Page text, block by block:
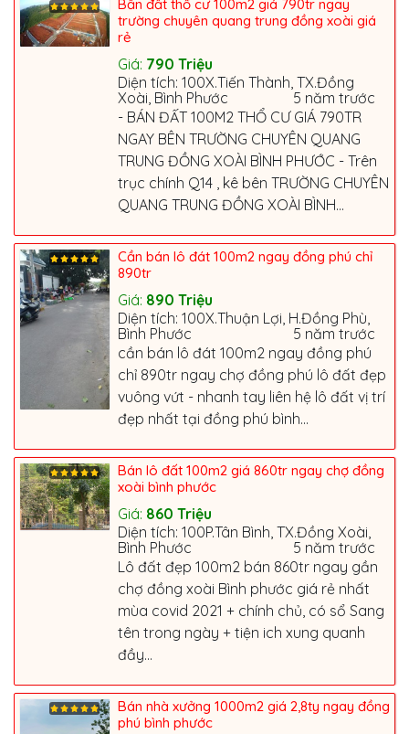
Bấn đất thổ cư 100m2 giá 790tr ngay
trường chuyên quang trung đồng xoài giá
rẻ
Giá: 790 Triệu
Diện tích: 100X.Tiến Thành, TX.Đồng
Xoài, Bình Phước
5 năm trước
- BÁN ĐẤT 100M2 THỔ CƯ GIÁ 790TR
NGAY BÊN TRƯỜNG CHUYÊN QUANG
TRUNG ĐỒNG XOÀI BÌNH PHƯỚC - Trên
trục chính Q14 , kê bên TRƯỜNG CHUYÊN
QUANG TRUNG ĐỒNG XOÀI BÌNH...
Cần bán lô đát 100m2 ngay đồng phú chỉ
890tr
Giá: 890 Triệu
Diện tích: 100X.Thuận Lợi, H.Đồng Phù,
Bình Phước
5 năm trước
cần bán lô đát 100m2 ngay đồng phú
chỉ 890tr ngay chợ đồng phú lô đất đẹp
vuông vứt - nhanh tay liên hệ lô đất vị trí
đẹp nhất tại đồng phú bình...
Bán lô đất 100m2 giá 860tr ngay chợ đồng
xoài bình phước
Giá: 860 Triệu
Diện tích: 100P.Tân Bình, TX.Đồng Xoài,
Bình Phước
5 năm trước
Lô đất đẹp 100m2 bán 860tr ngay gần
chợ đồng xoài Bình phước giá rẻ nhất
mùa covid 2021 + chính chủ, có sổ Sang
tên trong ngày + tiện ich xung quanh
đầy...
Bán nhà xưởng 1000m2 giá 2,8ty ngay đồng
phú bình phước